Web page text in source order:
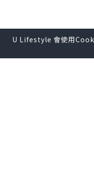
U Lifestyle 會使用